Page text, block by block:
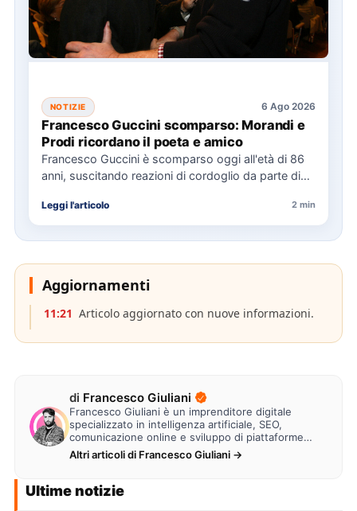
NOTIZIE 6 Ago 2026
Francesco Guccini scomparso: Morandi e
Prodi ricordano il poeta e amico
Francesco Guccini è scomparso oggi all'età di 86
anni, suscitando reazioni di cordoglio da parte di
Leggi l'articolo 2 min
Aggiornamenti
11:21 Articolo aggiornato con nuove informazioni.
di Francesco Giuliani
Francesco Giuliani è un imprenditore digitale
specializzato in intelligenza artificiale, SEO,
comunicazione online e sviluppo di piattaforme
web. Lavora alla creazione di…
Altri articoli di Francesco Giuliani →
Ultime notizie